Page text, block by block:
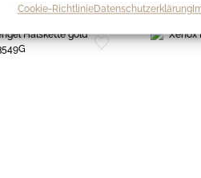
Cookie-RichtlinieDatenschutzerklärung